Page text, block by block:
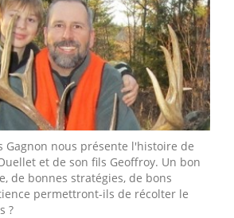
Gagnon nous présente l'histoire de
et de son fils Geoffroy. Un bon
de bonnes stratégies, de bons
permettront-ils de récolter le
?